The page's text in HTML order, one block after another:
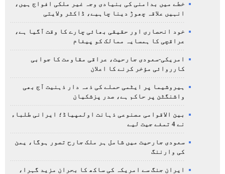
خطے میں بدامنی کی بنیادی وجہ غیر ملکی افواج ہیں،
انہیں علاقہ چھوڑ دینا چاہیے، ڈاکٹر ولایتی
خود انحصاری اور حقیقی بھائی چارے کا وقت آگیا ہے،
عراقچی کا ہمسایہ ممالک کو پیغام
امریکی-سعودی جارحیت، عراقی مقاومت کا جوابی
کارروائی مؤخر کرنے کا اعلان
ہیروشیما پر ایٹمی حملے کی ذمہ دار ذہنیت آج بھی
واشنگٹن پر حاکم ہے، صدر پزشکیان
بین الاقوامی مصنوعی ذہانت اولمپیاڈ؛ ایرانی طلباء
نے 4 تمغے جیت لیے
سعودی جارحیت میں شامل ہر ملک جارح تصور ہوگا، یمن
کی وارننگ
ایران جنگ سے امریکہ کی ساکھ کا بحران مزید گہرا،